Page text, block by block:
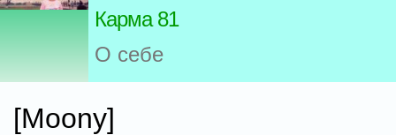
Карма 81
О себе
[Moony]